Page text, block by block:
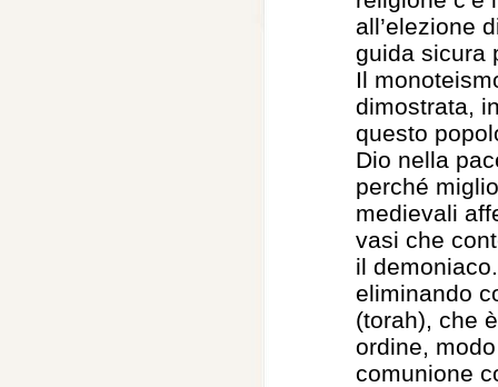
all’elezione
guida sicura
Il
dimostrata,
questo
Dio nella
perché
medievali
vasi che
il
eliminando
(torah), che
ordine,
comunione